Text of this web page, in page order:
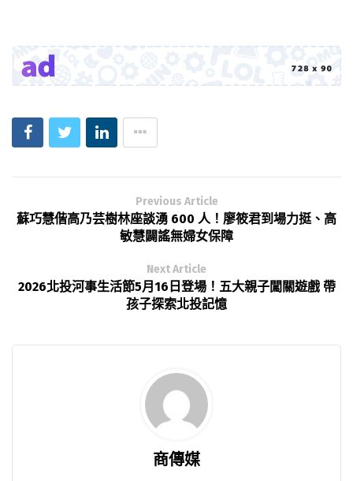
Previous Article
蘇巧慧偕高乃芸樹林座談湧 600 人！廖筱君到場力挺、高
敏慧闢謠無婦女保障
Next Article
2026北投河事生活節5月16日登場！五大親子闖關遊戲 帶
孩子探索北投記憶
商傳媒